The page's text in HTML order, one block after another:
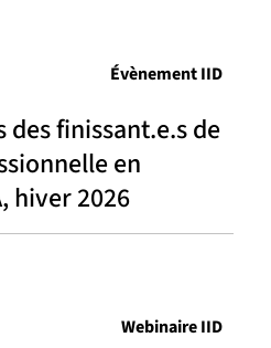
des finissant.e.s de
en
hiver 2026
Évènement IID
Webinaire IID